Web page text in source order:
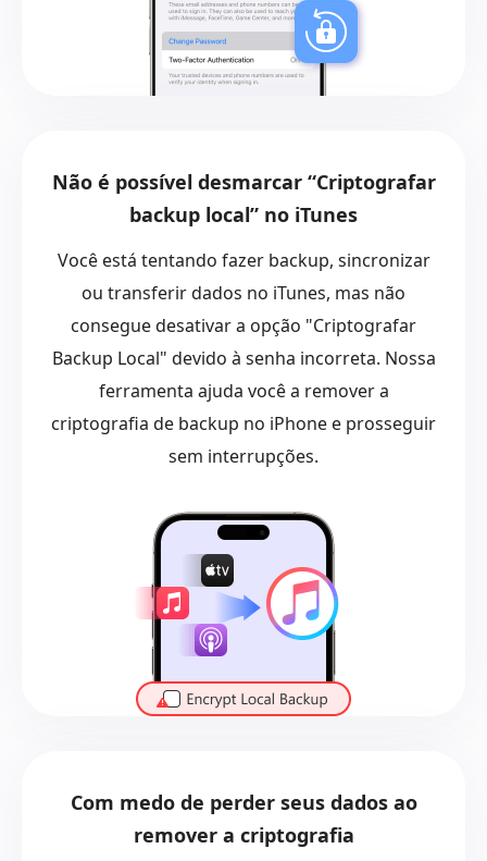
Não é possível desmarcar “Criptografar
backup local” no iTunes
Você está tentando fazer backup, sincronizar
ou transferir dados no iTunes, mas não
consegue desativar a opção "Criptografar
Backup Local" devido à senha incorreta. Nossa
ferramenta ajuda você a remover a
criptografia de backup no iPhone e prosseguir
sem interrupções.
Com medo de perder seus dados ao
remover a criptografia